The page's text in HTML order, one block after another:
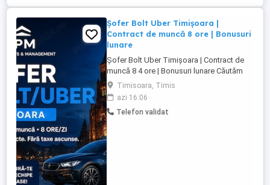
Șofer Bolt Uber Timișoara |
Contract de muncă 8 ore | Bonusuri
lunare
Șofer Bolt Uber Timișoara | Contract de
muncă 8 4 ore | Bonusuri lunare Căutăm
șoferi serioși pentru colaborare pe
platformele Bolt și Uber în Timișoara.
Colaborarea este destinată șoferilor care
dețin un autoturism propriu, eligibil pentru
Timisoara, Timis
azi 16:06
Telefon validat